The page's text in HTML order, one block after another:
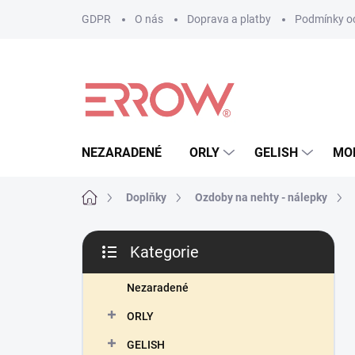
GDPR O nás Doprava a platby Podmínky
NEZARADENÉ ORLY GELISH
Domů Doplňky Ozdoby na nehty - nálepky
P
s
kategorie
Kategorie
Nezaradené
ORLY
GELISH